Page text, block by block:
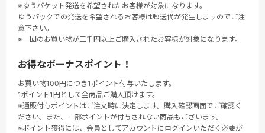
※ゆうパケット発送を希望されたお客様が対象になります。
ゆうパックでの発送を希望されるお客様は郵送代が発生しますのでご注
意下さい。
※一回のお買い物が三千円以上ご購入されたお客様が対象になります。
お得なボーナスポイント！
お買い物100円につき1ポイント付与いたします。
1ポイント1円として全商品ご購入頂けます。
※通販付与ポイントはご注文時に決定します。購入確認画面でご確認く
ださい。また、一部ポイントが付与されない商品もございます。
※ポイント獲得には、会員としてアカウントにログインいただく必要が